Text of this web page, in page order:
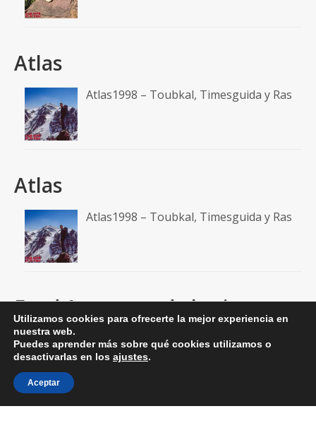
Atlas
Atlas1998 – Toubkal, Timesguida y Ras
Atlas
Atlas1998 – Toubkal, Timesguida y Ras
Feed A un paso de la cima
RSS: Entradas
RSS: Comentarios
Utilizamos cookies para ofrecerte la mejor experiencia en
nuestra web.
Puedes aprender más sobre qué cookies utilizamos o
desactivarlas en los ajustes.
Aceptar